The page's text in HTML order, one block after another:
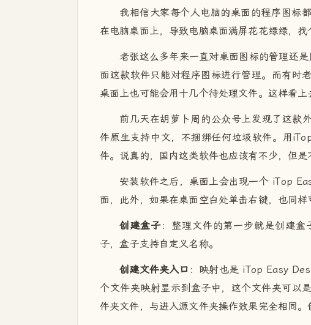
我相信大家每个人电脑的桌面的程序图标
在电脑桌面上，导致电脑桌面满屏花花绿绿，找
老张这么多年来一直对桌面图标的管理还
面这款软件只能对程序图标进行管理。而有时
桌面上也可能会用十几个待处理文件。这样看上
前几天在胡萝卜周的公众号上发现了这款
件原生支持中文，不捆绑任何垃圾软件。用
件。说真的，国内这类软件也应该有不少，但是
安装软件之后，桌面上会出现一个 iTop
面，此外，如果在桌面空白处单击右键，也同样
创建盒子：整理文件的第一步就是创建
子，盒子支持自定义名称。
创建文件夹入口 ：映射也是 iTop Easy
个文件夹映射显示到盒子中，这个文件夹可以
件夹文件，与进入源文件夹操作效果完全相同